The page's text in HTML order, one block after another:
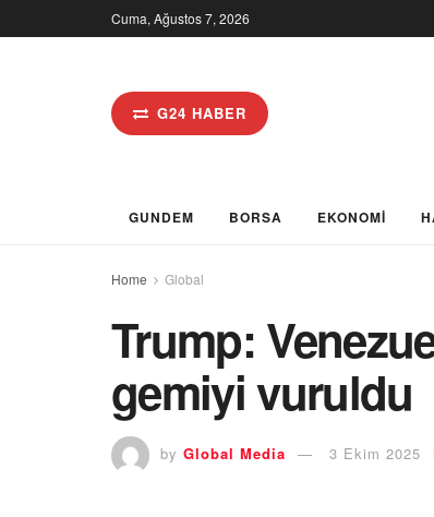
Cuma, Ağustos 7, 2026
G24 HABER
GUNDEM BORSA EKONOMİ
Home Global
Trump:
gemiyi vuruldu
by Global Media 3 Ekim 2025